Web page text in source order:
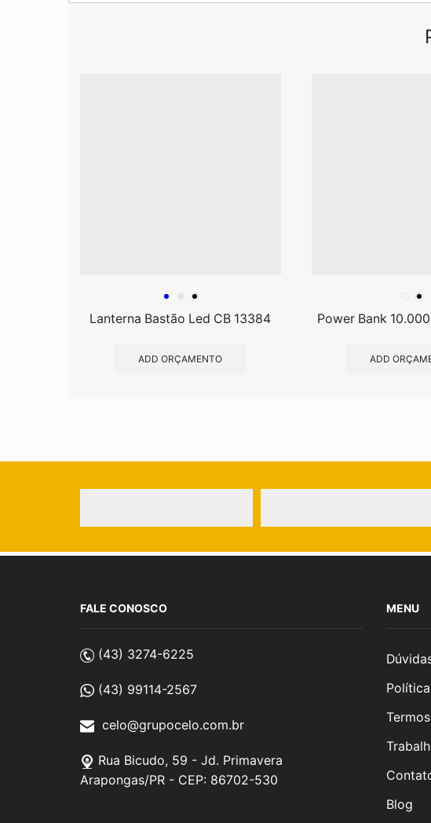
Lanterna Bastão Led CB 13384
ADD ORÇAMENTO
Power Bank
ADD
FALE CONOSCO
(43) 3274-6225
(43) 99114-2567
celo@grupocelo.com.br
Rua Bicudo, 59 - Jd. Primavera
Arapongas/PR - CEP: 86702-530
MENU
Blog